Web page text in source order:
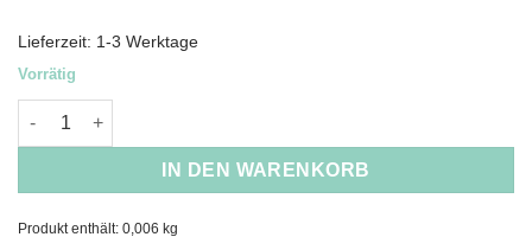
Lieferzeit: 1-3 Werktage
Vorrätig
Adessa veganer Lippenpflegestift Menge
IN DEN WARENKORB
Produkt enthält: 0,006 kg